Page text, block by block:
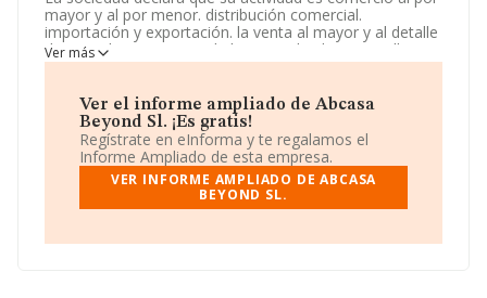
mayor y al por menor. distribución comercial.
importación y exportación. la venta al mayor y al detalle
de ropa de vestir, ropa de hogar, calzado y zapatillas,
bisutería, bolsos, material electrico, etc. La empresa
corresponde a 4642 con código 'Comercio al por mayor
de prendas de vestir y calzado'. No realiza actividad de
importación y/o exportación.
El número de empleados ha crecido un 200% y según
los datos a disposición de INFORMA, ha tenido un
número de empleados por debajo de la media de
Ver más
Ver el informe ampliado de Abcasa
Beyond Sl. ¡Es gratis!
Regístrate en eInforma y te regalamos el
Informe Ampliado de esta empresa.
VER INFORME AMPLIADO DE ABCASA
BEYOND SL.